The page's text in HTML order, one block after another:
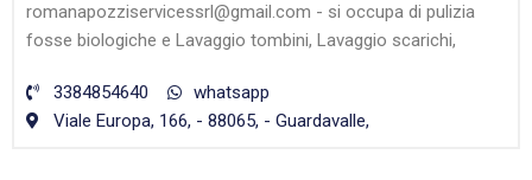
romanapozziservicessrl@gmail.com - si occupa di pulizia
fosse biologiche e Lavaggio tombini, Lavaggio scarichi,
3384854640
whatsapp
Viale Europa, 166, - 88065, - Guardavalle,